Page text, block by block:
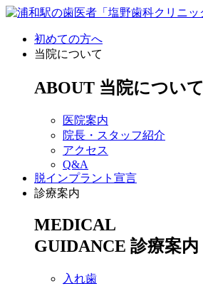
初めての方へ
当院について
ABOUT 当院について
医院案内
院長・スタッフ紹介
アクセス
Q&A
脱インプラント宣言
診療案内
MEDICAL
GUIDANCE 診療案内
入れ歯